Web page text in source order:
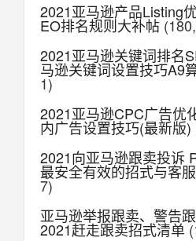
2021亚马逊产品Listing
EO排名规则大补帖
2021亚马逊关键词排名
马逊关键词设置技巧A9
1)
2021亚马逊CPC广告优
内广告设置技巧(最新版)
2021向亚马逊跟卖投诉
最安全有效的招式与客
7)
亚马逊举报跟卖、警告
2021赶走跟卖招式清单